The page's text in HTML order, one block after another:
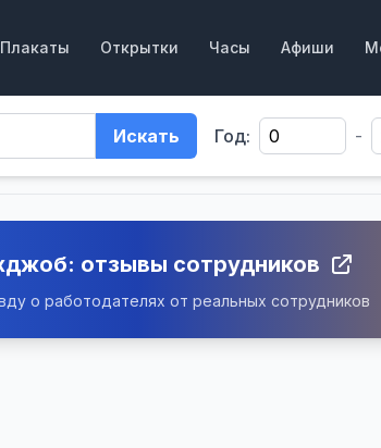
Плакаты Открытки Часы Афиши
Искать Год: -
отзывы сотрудников
о работодателях от реальных сотрудников